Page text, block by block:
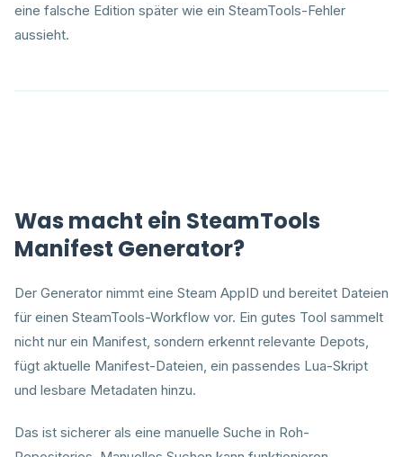
eine falsche Edition später wie ein SteamTools-Fehler
aussieht.
Was macht ein SteamTools
Manifest Generator?
Der Generator nimmt eine Steam AppID und bereitet Dateien
für einen SteamTools-Workflow vor. Ein gutes Tool sammelt
nicht nur ein Manifest, sondern erkennt relevante Depots,
fügt aktuelle Manifest-Dateien, ein passendes Lua-Skript
und lesbare Metadaten hinzu.
Das ist sicherer als eine manuelle Suche in Roh-